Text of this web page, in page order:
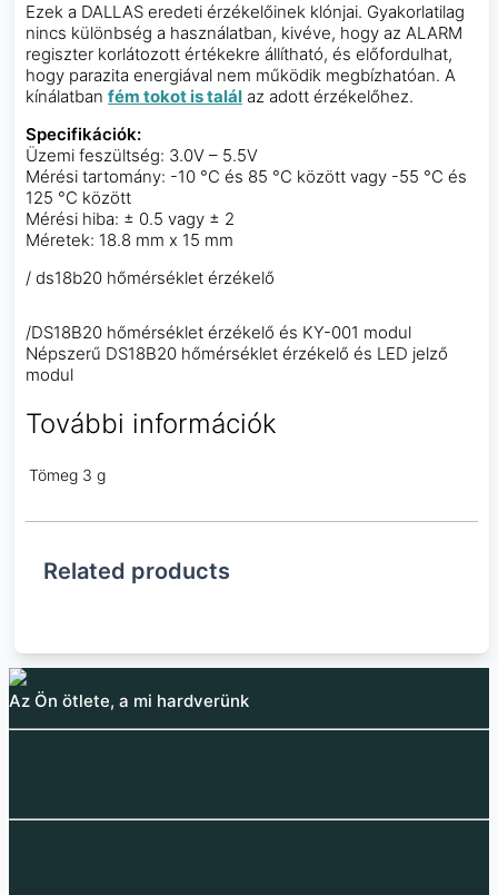
Ezek a DALLAS eredeti érzékelőinek klónjai. Gyakorlatilag
nincs különbség a használatban, kivéve, hogy az ALARM
regiszter korlátozott értékekre állítható, és előfordulhat,
hogy parazita energiával nem működik megbízhatóan. A
kínálatban fém tokot is talál az adott érzékelőhez.
Specifikációk:
Üzemi feszültség: 3.0V – 5.5V
Mérési tartomány: -10 °C és 85 °C között vagy -55 °C és
125 °C között
Mérési hiba: ± 0.5 vagy ± 2
Méretek: 18.8 mm x 15 mm
/ ds18b20 hőmérséklet érzékelő
/DS18B20 hőmérséklet érzékelő és KY-001 modul
Népszerű DS18B20 hőmérséklet érzékelő és LED jelző
modul
További információk
Tömeg 3 g
Related products
Az Ön ötlete, a mi hardverünk